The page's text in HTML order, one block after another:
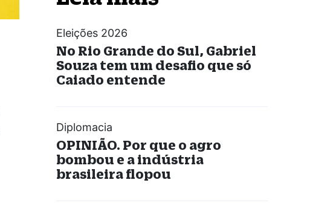
Eleições 2026
No Rio Grande do Sul, Gabriel
Souza tem um desafio que só
Caiado entende
Diplomacia
OPINIÃO. Por que o agro
bombou e a indústria
brasileira flopou